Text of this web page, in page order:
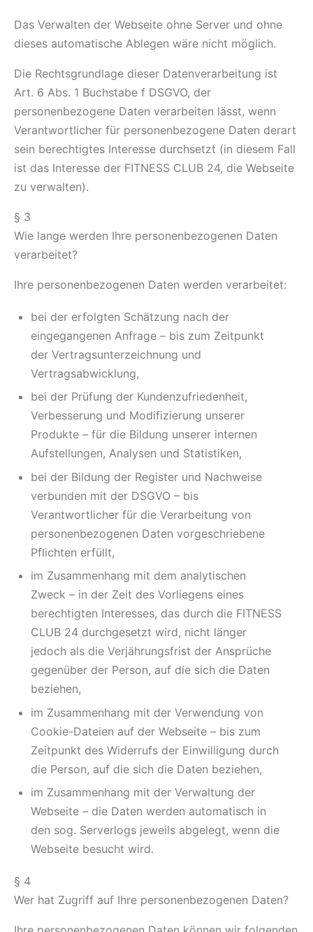
Das Verwalten der Webseite ohne Server und ohne
dieses automatische Ablegen wäre nicht möglich.
Die Rechtsgrundlage dieser Datenverarbeitung ist
Art. 6 Abs. 1 Buchstabe f DSGVO, der
personenbezogene Daten verarbeiten lässt, wenn
Verantwortlicher für personenbezogene Daten derart
sein berechtigtes Interesse durchsetzt (in diesem Fall
ist das Interesse der FITNESS CLUB 24, die Webseite
zu verwalten).
§ 3
Wie lange werden Ihre personenbezogenen Daten
verarbeitet?
Ihre personenbezogenen Daten werden verarbeitet:
bei der erfolgten Schätzung nach der
eingegangenen Anfrage – bis zum Zeitpunkt
der Vertragsunterzeichnung und
Vertragsabwicklung,
bei der Prüfung der Kundenzufriedenheit,
Verbesserung und Modifizierung unserer
Produkte – für die Bildung unserer internen
Aufstellungen, Analysen und Statistiken,
bei der Bildung der Register und Nachweise
verbunden mit der DSGVO – bis
Verantwortlicher für die Verarbeitung von
personenbezogenen Daten vorgeschriebene
Pflichten erfüllt,
im Zusammenhang mit dem analytischen
Zweck – in der Zeit des Vorliegens eines
berechtigten Interesses, das durch die FITNESS
CLUB 24 durchgesetzt wird, nicht länger
jedoch als die Verjährungsfrist der Ansprüche
gegenüber der Person, auf die sich die Daten
beziehen,
im Zusammenhang mit der Verwendung von
Cookie-Dateien auf der Webseite – bis zum
Zeitpunkt des Widerrufs der Einwilligung durch
die Person, auf die sich die Daten beziehen,
im Zusammenhang mit der Verwaltung der
Webseite – die Daten werden automatisch in
den sog. Serverlogs jeweils abgelegt, wenn die
Webseite besucht wird.
§ 4
Wer hat Zugriff auf Ihre personenbezogenen Daten?